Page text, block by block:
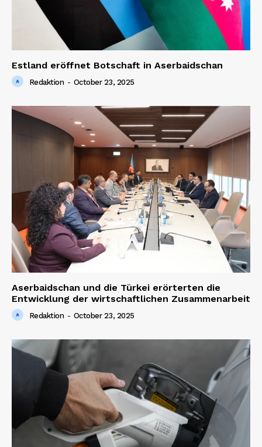
Estland eröffnet Botschaft in Aserbaidschan
Redaktion - October 23, 2025
Aserbaidschan und die Türkei erörterten die
Entwicklung der wirtschaftlichen Zusammenarbeit
Redaktion - October 23, 2025